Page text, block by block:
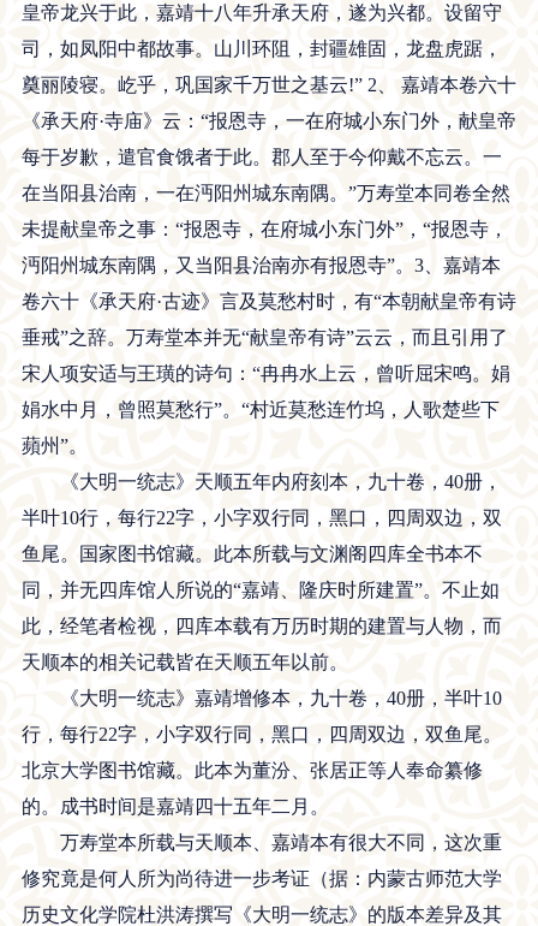
皇帝龙兴于此，嘉靖十八年升承天府，遂为兴都。设留守
司，如凤阳中都故事。山川环阻，封疆雄固，龙盘虎踞，
奠丽陵寝。屹乎，巩国家千万世之基云!” 2、 嘉靖本卷六十
《承天府·寺庙》云：“报恩寺，一在府城小东门外，献皇帝
每于岁歉，遣官食饿者于此。郡人至于今仰戴不忘云。一
在当阳县治南，一在沔阳州城东南隅。”万寿堂本同卷全然
未提献皇帝之事：“报恩寺，在府城小东门外”，“报恩寺，
沔阳州城东南隅，又当阳县治南亦有报恩寺”。3、嘉靖本
卷六十《承天府·古迹》言及莫愁村时，有“本朝献皇帝有诗
垂戒”之辞。万寿堂本并无“献皇帝有诗”云云，而且引用了
宋人项安适与王璜的诗句：“冉冉水上云，曾听屈宋鸣。娟
娟水中月，曾照莫愁行”。“村近莫愁连竹坞，人歌楚些下
蘋州”。
《大明一统志》天顺五年内府刻本，九十卷，40册，
半叶10行，每行22字，小字双行同，黑口，四周双边，双
鱼尾。国家图书馆藏。此本所载与文渊阁四库全书本不
同，并无四库馆人所说的“嘉靖、隆庆时所建置”。不止如
此，经笔者检视，四库本载有万历时期的建置与人物，而
天顺本的相关记载皆在天顺五年以前。
《大明一统志》嘉靖增修本，九十卷，40册，半叶10
行，每行22字，小字双行同，黑口，四周双边，双鱼尾。
北京大学图书馆藏。此本为董汾、张居正等人奉命纂修
的。成书时间是嘉靖四十五年二月。
万寿堂本所载与天顺本、嘉靖本有很大不同，这次重
修究竟是何人所为尚待进一步考证（据：内蒙古师范大学
历史文化学院杜洪涛撰写《大明一统志》的版本差异及其